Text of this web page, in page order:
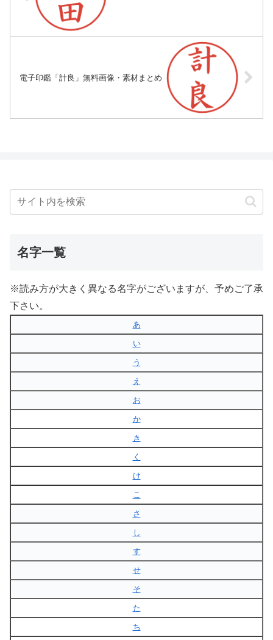
電子印鑑「計良」無料画像・素材まとめ
名字一覧
※読み方が大きく異なる名字がございますが、予めご了承
下さい。
あ
い
う
え
お
か
き
く
け
こ
さ
し
す
せ
そ
た
ち